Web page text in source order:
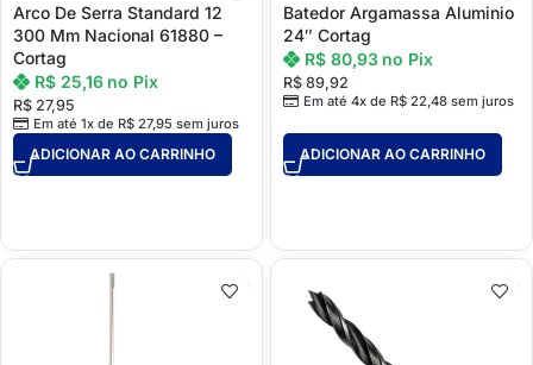
Arco De Serra Standard 12
300 Mm Nacional 61880 –
Cortag
R$ 27,95
Em até 1x de R$27,95 sem juros
R$25,16 no Pix
ADICIONAR AO CARRINHO
Batedor Argamassa Aluminio
24″ Cortag
R$ 89,92
Em até 4x de R$22,48sem juros
R$80,93 no Pix
ADICIONAR AO CARRINHO